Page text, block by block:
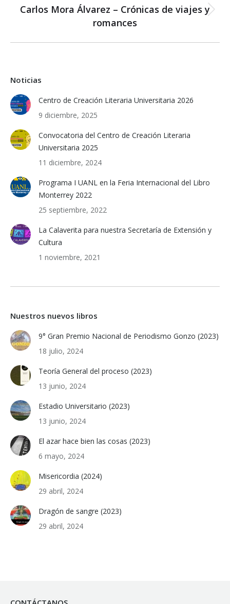
Next
post:
Carlos Mora Álvarez – Crónicas de viajes y
romances
Noticias
Centro de Creación Literaria Universitaria 2026
9 diciembre, 2025
Convocatoria del Centro de Creación Literaria
Universitaria 2025
11 diciembre, 2024
Programa I UANL en la Feria Internacional del Libro
Monterrey 2022
25 septiembre, 2022
La Calaverita para nuestra Secretaría de Extensión y
Cultura
1 noviembre, 2021
Nuestros nuevos libros
9° Gran Premio Nacional de Periodismo Gonzo (2023)
18 julio, 2024
Teoría General del proceso (2023)
13 junio, 2024
Estadio Universitario (2023)
13 junio, 2024
El azar hace bien las cosas (2023)
6 mayo, 2024
Misericordia (2024)
29 abril, 2024
Dragón de sangre (2023)
29 abril, 2024